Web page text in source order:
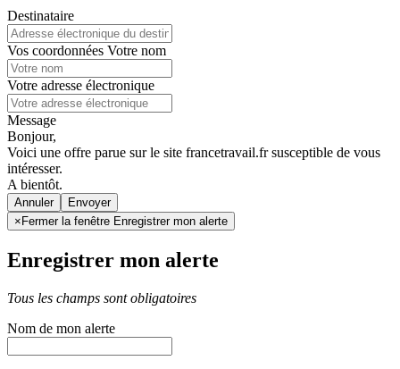
Destinataire
Vos coordonnées Votre nom
Votre adresse électronique
Message
Bonjour,
Voici une offre parue sur le site francetravail.fr susceptible de vous
intéresser.
A bientôt.
Annuler
× Fermer la fenêtre Enregistrer mon alerte
Enregistrer mon alerte
Tous les champs sont obligatoires
Nom de mon alerte